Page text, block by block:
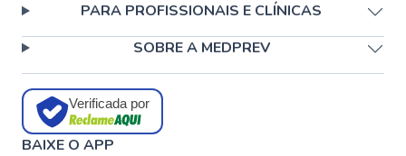
PARA PROFISSIONAIS E CLÍNICAS
SOBRE A MEDPREV
Verificada por
BAIXE O APP